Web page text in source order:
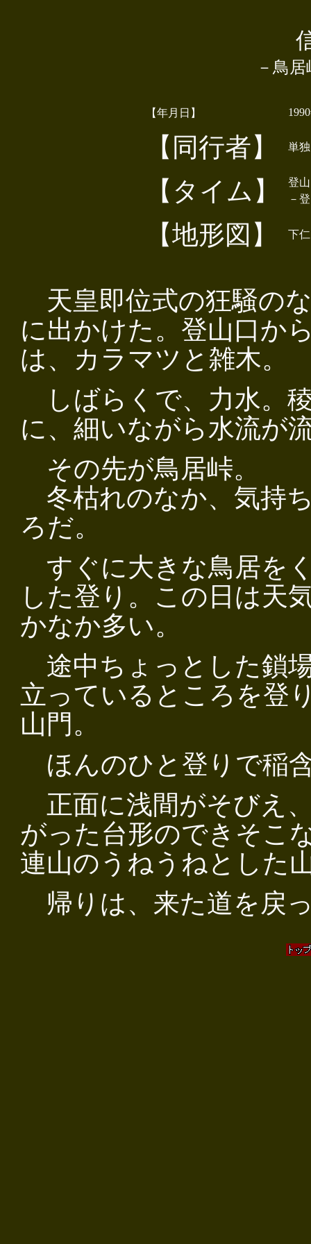
－鳥
【年月日】
【同行者】 単独
【タイム】
登
－
【地形図】 下
天皇即位式の狂騒の
に出かけた。登山口か
は、カラマツと雑木。
しばらくで、力水。
に、細いながら水流が
その先が鳥居峠。
冬枯れのなか、気持
ろだ。
すぐに大きな鳥居を
した登り。この日は天
かなか多い。
途中ちょっとした鎖
立っているところを登
山門。
ほんのひと登りで稲
正面に浅間がそびえ
がった台形のできそこ
連山のうねうねとした
帰りは、来た道を戻